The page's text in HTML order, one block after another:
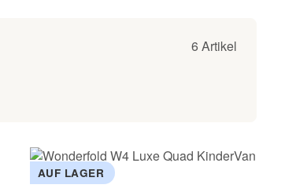
6 Artikel
AUF LAGER